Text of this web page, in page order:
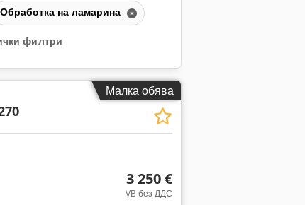
Обработка на ламарина
филтри
Малка обява
3 250 €
VB без ДДС